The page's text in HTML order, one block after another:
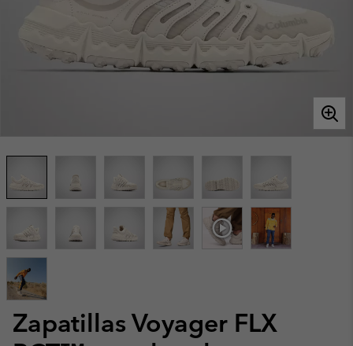
Zapatillas Voyager FLX